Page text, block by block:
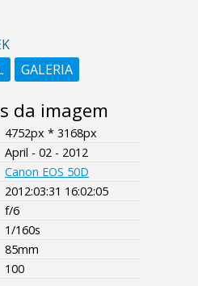
GALERIA
da imagem
4752px * 3168px
April - 02 - 2012
Canon EOS 50D
2012:03:31 16:02:05
f/6
1/160s
85mm
100